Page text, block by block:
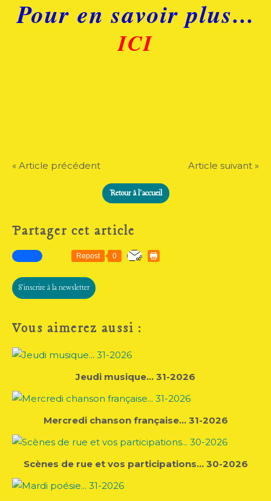
Pour en savoir plus...
ICI
« Article précédent Article suivant »
Retour à l'accueil
Partager cet article
Repost 0
S'inscrire à la newsletter
Vous aimerez aussi :
Jeudi musique... 31-2026
Mercredi chanson française... 31-2026
Scènes de rue et vos participations... 30-2026